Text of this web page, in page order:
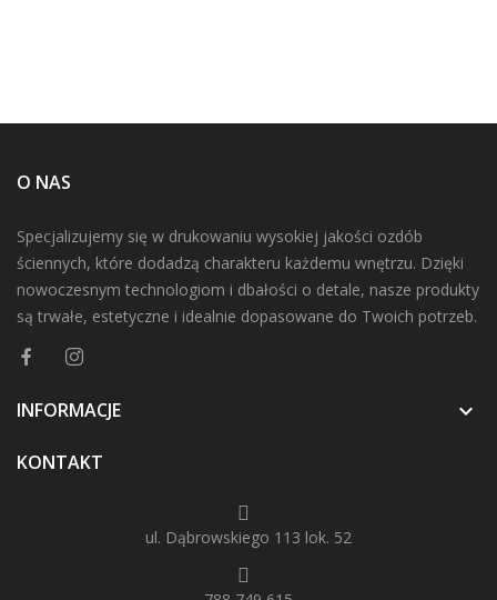
O NAS
Specjalizujemy się w drukowaniu wysokiej jakości ozdób
ściennych, które dodadzą charakteru każdemu wnętrzu. Dzięki
nowoczesnym technologiom i dbałości o detale, nasze produkty
są trwałe, estetyczne i idealnie dopasowane do Twoich potrzeb.
INFORMACJE 
KONTAKT
ul. Dąbrowskiego 113 lok. 52